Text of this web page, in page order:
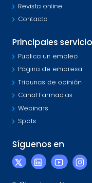
Revista online
Contacto
Principales
Publica un empleo
Página de empresa
Tribunas de opinión
Canal Farmacias
Webinars
Spots
Síguenos en